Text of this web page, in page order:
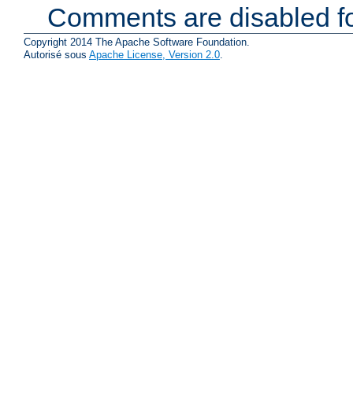
Comments are disabled
Copyright 2014 The Apache Software Foundation.
Autorisé sous Apache License, Version 2.0